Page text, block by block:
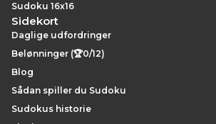
Sudoku 16x16
Sidekort
Daglige udfordringer
Belønninger (🏆0/12)
Blog
Sådan spiller du Sudoku
Sudokus historie